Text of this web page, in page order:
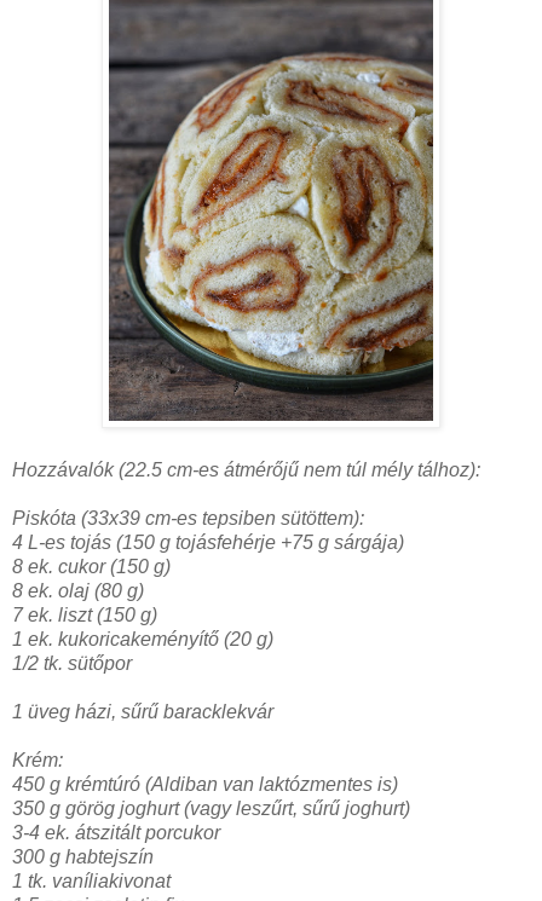
Hozzávalók (22.5 cm-es átmérőjű nem túl mély tálhoz):
Piskóta (33x39 cm-es tepsiben sütöttem):
4 L-es tojás (150 g tojásfehérje +75 g sárgája)
8 ek. cukor (150 g)
8 ek. olaj (80 g)
7 ek. liszt (150 g)
1 ek. kukoricakeményítő (20 g)
1/2 tk. sütőpor
1 üveg házi, sűrű baracklekvár
Krém:
450 g krémtúró (Aldiban van laktózmentes is)
350 g görög joghurt (vagy leszűrt, sűrű joghurt)
3-4 ek. átszitált porcukor
300 g habtejszín
1 tk. vaníliakivonat